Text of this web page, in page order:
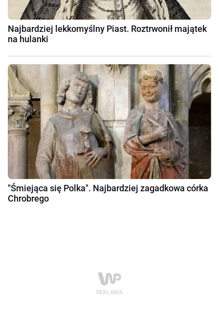
Najbardziej lekkomyślny Piast. Roztrwonił majątek
na hulanki
"Śmiejąca się Polka". Najbardziej zagadkowa córka
Chrobrego